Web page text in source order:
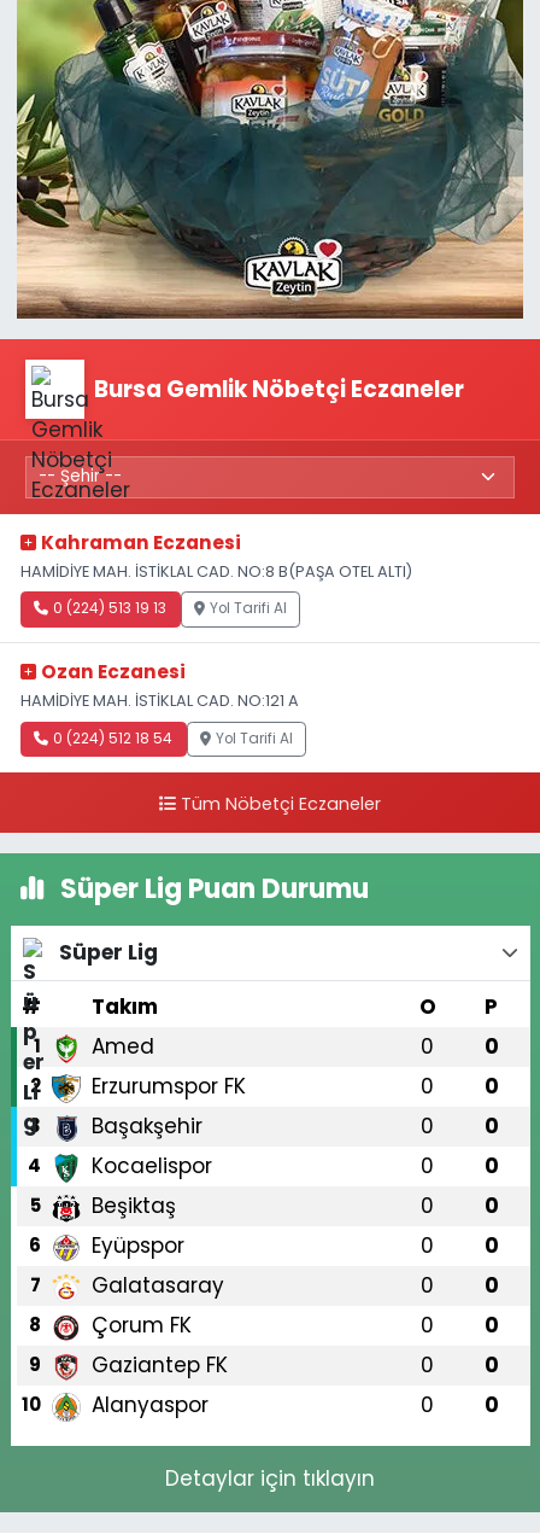
Bursa Gemlik Nöbetçi Eczaneler
Kahraman Eczanesi
HAMİDİYE MAH. İSTİKLAL CAD. NO:8 B(PAŞA OTEL ALTI)
0 (224) 513 19 13 Yol Tarifi Al
Ozan Eczanesi
HAMİDİYE MAH. İSTİKLAL CAD. NO:121 A
0 (224) 512 18 54 Yol Tarifi Al
Tüm Nöbetçi Eczaneler
Süper Lig Puan Durumu
Süper Lig
#
Takım O P
1 Amed 0 0
2 Erzurumspor FK 0 0
3 Başakşehir 0 0
4 Kocaelispor 0 0
5 Beşiktaş 0 0
6 Eyüpspor 0 0
7 Galatasaray 0 0
8 Çorum FK 0 0
9 Gaziantep FK 0 0
10 Alanyaspor 0 0
Detaylar için tıklayın